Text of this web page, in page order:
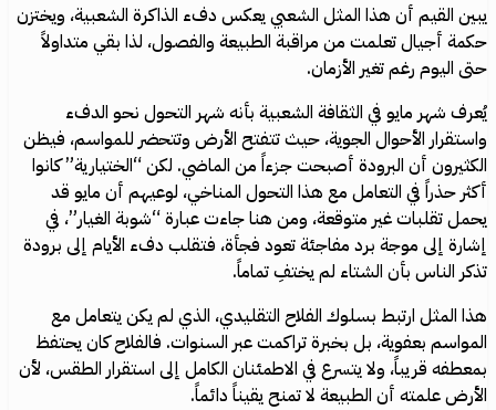
يبين القيم أن هذا المثل الشعبي يعكس دفء الذاكرة الشعبية، ويختزن
حكمة أجيال تعلمت من مراقبة الطبيعة والفصول، لذا بقي متداولاً
حتى اليوم رغم تغير الأزمان.
يُعرف شهر مايو في الثقافة الشعبية بأنه شهر التحول نحو الدفء
واستقرار الأحوال الجوية، حيث تتفتح الأرض وتتحضر للمواسم، فيظن
الكثيرون أن البرودة أصبحت جزءاً من الماضي. لكن “الختيارية” كانوا
أكثر حذراً في التعامل مع هذا التحول المناخي، لوعيهم أن مايو قد
يحمل تقلبات غير متوقعة، ومن هنا جاءت عبارة “شوبة الغيار”، في
إشارة إلى موجة برد مفاجئة تعود فجأة، فتقلب دفء الأيام إلى برودة
تذكر الناس بأن الشتاء لم يختفِ تماماً.
هذا المثل ارتبط بسلوك الفلاح التقليدي، الذي لم يكن يتعامل مع
المواسم بعفوية، بل بخبرة تراكمت عبر السنوات. فالفلاح كان يحتفظ
بمعطفه قريباً، ولا يتسرع في الاطمئنان الكامل إلى استقرار الطقس، لأن
الأرض علمته أن الطبيعة لا تمنح يقيناً دائماً.